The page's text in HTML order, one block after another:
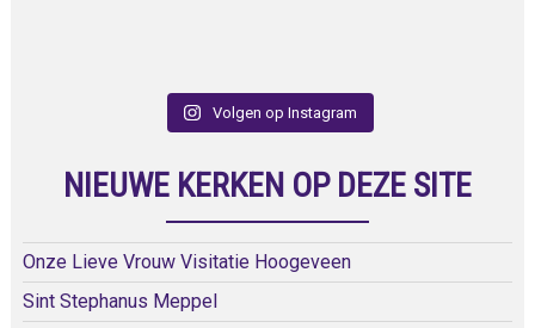
Volgen op Instagram
NIEUWE KERKEN OP DEZE SITE
Onze Lieve Vrouw Visitatie Hoogeveen
Sint Stephanus Meppel